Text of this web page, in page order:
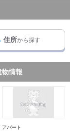
住所から探す
情報
アパート